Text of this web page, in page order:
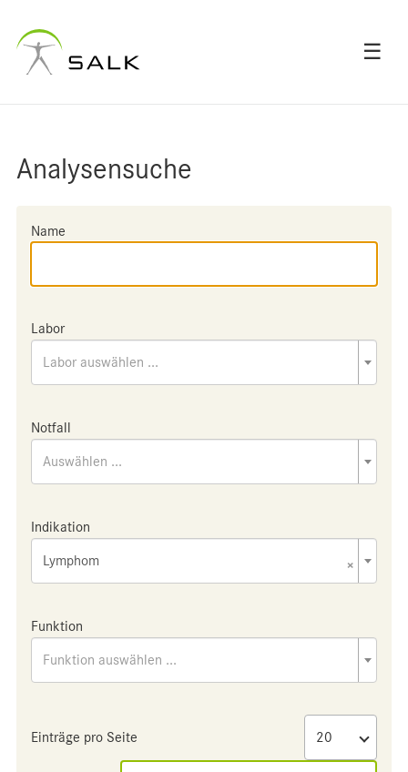
☰
Analysensuche
Name
Labor
Labor auswählen ...
Notfall
Auswählen ...
Indikation
×
Lymphom
Funktion
Funktion auswählen ...
Einträge pro Seite